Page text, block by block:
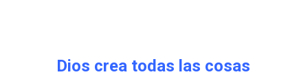
Dios crea todas las cosas